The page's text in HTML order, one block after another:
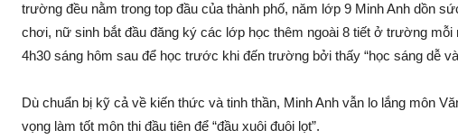
trường đều nằm trong top đầu của thành phố, năm lớp 9 Minh Anh dồn
chơi, nữ sinh bắt đầu đăng ký các lớp học thêm ngoài 8 tiết ở trường
4h30 sáng hôm sau để học trước khi đến trường bởi thấy “học sáng dễ
Dù chuẩn bị kỹ cả về kiến thức và tinh thần, Minh Anh vẫn lo lắng môn
vọng làm tốt môn thi đầu tiên để “đầu xuôi đuôi lọt”.